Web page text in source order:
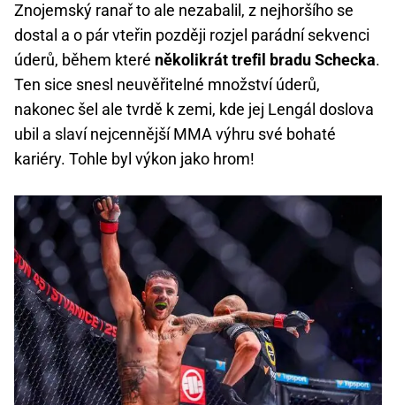
Znojemský ranař to ale nezabalil, z nejhoršího se
dostal a o pár vteřin později rozjel parádní sekvenci
úderů, během které několikrát trefil bradu Schecka.
Ten sice snesl neuvěřitelné množství úderů,
nakonec šel ale tvrdě k zemi, kde jej Lengál doslova
ubil a slaví nejcennější MMA výhru své bohaté
kariéry. Tohle byl výkon jako hrom!